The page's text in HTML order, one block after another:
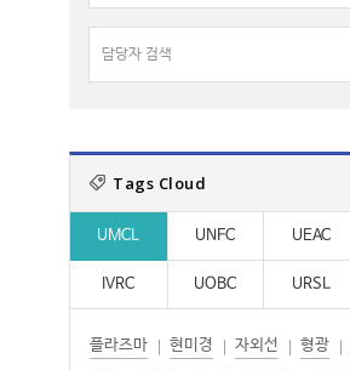
색
명
검
색
담
색
:
Tags Cloud
UMCL UNFC UEAC
IVRC UOBC URSL
플라즈마 현미경 자외선 형광